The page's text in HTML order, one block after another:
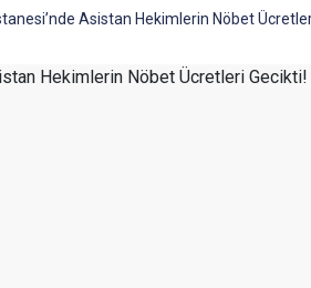
Asistan Hekimlerin Nöbet